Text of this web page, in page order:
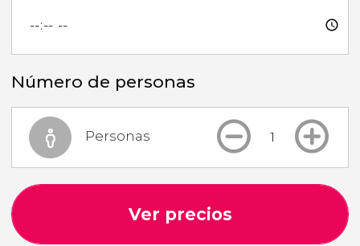
Número de personas
Personas
Ver precios